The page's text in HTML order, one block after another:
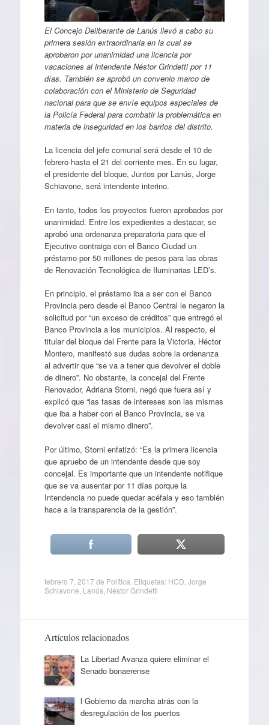
El Concejo Deliberante de Lanús llevó a cabo su
primera sesión extraordinaria en la cual se
aprobaron por unanimidad una licencia por
vacaciones al intendente Néstor Grindetti por 11
días. También se aprobó un convenio marco de
colaboración con el Ministerio de Seguridad
nacional para que se envíe equipos especiales de
la Policía Federal para combatir la problemática en
materia de inseguridad en los barrios del distrito.
La licencia del jefe comunal será desde el 10 de
febrero hasta el 21 del corriente mes. En su lugar,
el presidente del bloque, Juntos por Lanús, Jorge
Schiavone, será intendente interino.
En tanto, todos los proyectos fueron aprobados por
unanimidad. Entre los expedientes a destacar, se
aprobó una ordenanza preparatoria para que el
Ejecutivo contraiga con el Banco Ciudad un
préstamo por 50 millones de pesos para las obras
de Renovación Tecnológica de Iluminarias LED’s.
En principio, el préstamo iba a ser con el Banco
Provincia pero desde el Banco Central le negaron la
solicitud por “un exceso de créditos” que entregó el
Banco Provincia a los municipios. Al respecto, el
titular del bloque del Frente para la Victoria, Héctor
Montero, manifestó sus dudas sobre la ordenanza
al advertir que “se va a tener que devolver el doble
de dinero”. No obstante, la concejal del Frente
Renovador, Adriana Storni, negó que fuera así y
explicó que “las tasas de intereses son las mismas
que iba a haber con el Banco Provincia, se va
devolver casi el mismo dinero”.
Por último, Storni enfatizó: “Es la primera licencia
que apruebo de un intendente desde que soy
concejal. Es importante que un intendente notifique
que se va ausentar por 11 días porque la
Intendencia no puede quedar acéfala y eso también
hace a la transparencia de la gestión”.
febrero 7, 2017 de Política . Etiquetas: HCD Jorge
Schiavone Lanús, Néstor Grindetti
Artículos relacionados
La Libertad Avanza quiere eliminar el
Senado bonaerense
l Gobierno da marcha atrás con la
desregulación de los puertos